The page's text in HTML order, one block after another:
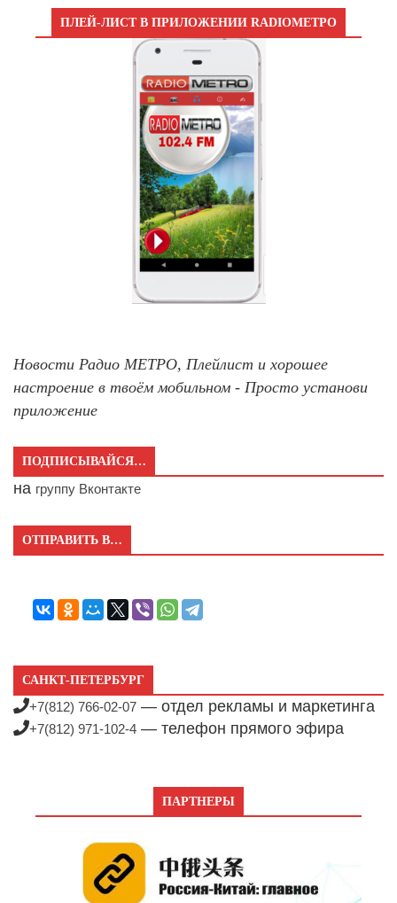
ПЛЕЙ-ЛИСТ В ПРИЛОЖЕНИИ RADIOМЕТРО
Новости Радио МЕТРО, Плейлист и хорошее
настроение в твоём мобильном - Просто установи
приложение
ПОДПИСЫВАЙСЯ…
на группу Вконтакте
ОТПРАВИТЬ В…
САНКТ-ПЕТЕРБУРГ
+7(812) 766-02-07 — отдел рекламы и маркетинга
+7(812) 971-102-4 — телефон прямого эфира
ПАРТНЕРЫ